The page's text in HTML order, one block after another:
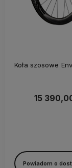
Koła szosowe
15
Powiadom o